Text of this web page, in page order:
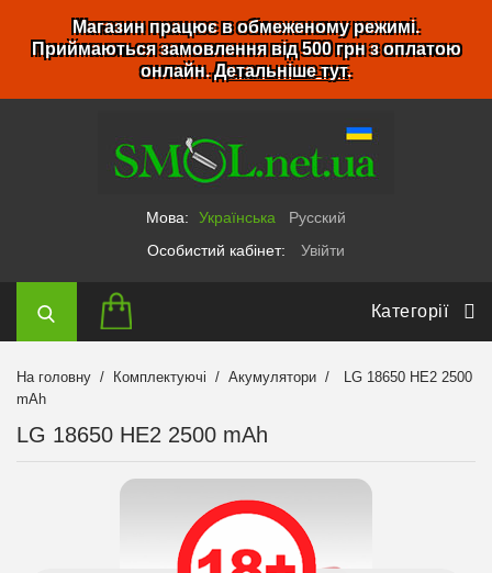
Магазин працює в обмеженому режимі.
Приймаються замовлення від 500 грн з оплатою
онлайн.Детальніше тут.
Мова: Українська
Русский
Особистий кабінет:
Увійти
Категорії
На головну Комплектуючі Акумулятори
LG 18650 HE2 2500
mAh
LG 18650 HE2 2500 mAh